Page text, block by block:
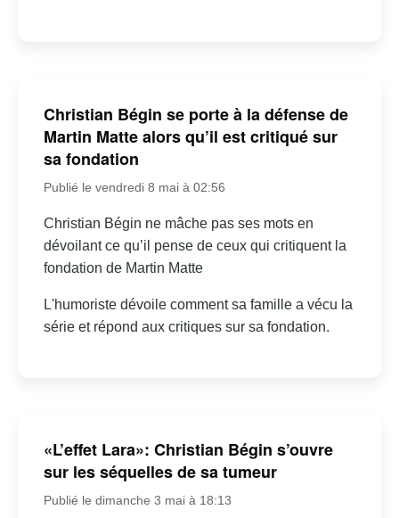
Christian Bégin se porte à la défense de
Martin Matte alors qu’il est critiqué sur
sa fondation
Publié le vendredi 8 mai à 02:56
Christian Bégin ne mâche pas ses mots en
dévoilant ce qu’il pense de ceux qui critiquent la
fondation de Martin Matte
L'humoriste dévoile comment sa famille a vécu la
série et répond aux critiques sur sa fondation.
«L’effet Lara»: Christian Bégin s’ouvre
sur les séquelles de sa tumeur
Publié le dimanche 3 mai à 18:13